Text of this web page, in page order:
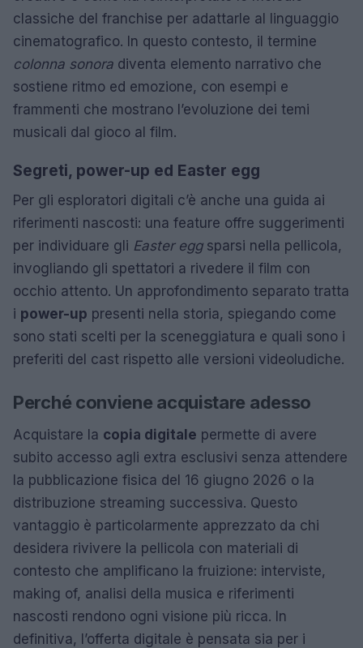
classiche del franchise per adattarle al linguaggio
cinematografico. In questo contesto, il termine
colonna sonora diventa elemento narrativo che
sostiene ritmo ed emozione, con esempi e
frammenti che mostrano l’evoluzione dei temi
musicali dal gioco al film.
Segreti, power-up ed Easter egg
Per gli esploratori digitali c’è anche una guida ai
riferimenti nascosti: una feature offre suggerimenti
per individuare gli Easter eggsparsi nella pellicola,
invogliando gli spettatori a rivedere il film con
occhio attento. Un approfondimento separato tratta
i power-up presenti nella storia, spiegando come
sono stati scelti per la sceneggiatura e quali sono i
preferiti del cast rispetto alle versioni videoludiche.
Perché conviene acquistare adesso
Acquistare la copia digitale permette di avere
subito accesso agli extra esclusivi senza attendere
la pubblicazione fisica del 16 giugno 2026 o la
distribuzione streaming successiva. Questo
vantaggio è particolarmente apprezzato da chi
desidera rivivere la pellicola con materiali di
contesto che amplificano la fruizione: interviste,
making of, analisi della musica e riferimenti
nascosti rendono ogni visione più ricca. In
definitiva, l’offerta digitale è pensata sia per i